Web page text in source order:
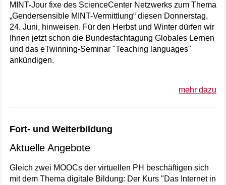
MINT-Jour fixe des ScienceCenter Netzwerks zum Thema
„Gendersensible MINT-Vermittlung“ diesen Donnerstag,
24. Juni, hinweisen. Für den Herbst und Winter dürfen wir
Ihnen jetzt schon die Bundesfachtagung Globales Lernen
und das eTwinning-Seminar "Teaching languages"
ankündigen.
mehr dazu
Fort- und Weiterbildung
Aktuelle Angebote
Gleich zwei MOOCs der virtuellen PH beschäftigen sich
mit dem Thema digitale Bildung: Der Kurs "Das Internet in